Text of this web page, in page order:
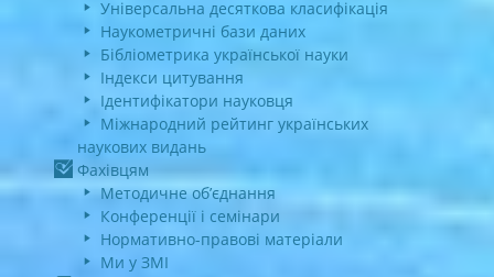
Універсальна десяткова класифікація
Наукометричні бази даних
Бібліометрика української науки
Індекси цитування
Ідентифікатори науковця
Міжнародний рейтинг українських
наукових видань
Фахівцям
Методичне об’єднання
Конференції і семінари
Нормативно-правові матеріали
Ми у ЗМІ